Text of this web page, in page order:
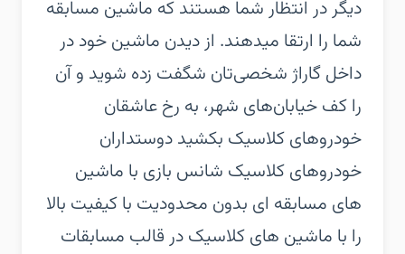
دیگر در انتظار شما هستند که ماشین مسابقه
شما را ارتقا میدهند. از دیدن ماشین خود در
داخل گاراژ شخصی‌تان شگفت زده شوید و آن
را کف خیابان‌های شهر، به رخ عاشقان
خودروهای کلاسیک بکشید دوستداران
خودروهای کلاسیک شانس بازی با ماشین
های مسابقه ای بدون محدودیت با کیفیت بالا
را با ماشین های کلاسیک در قالب مسابقات